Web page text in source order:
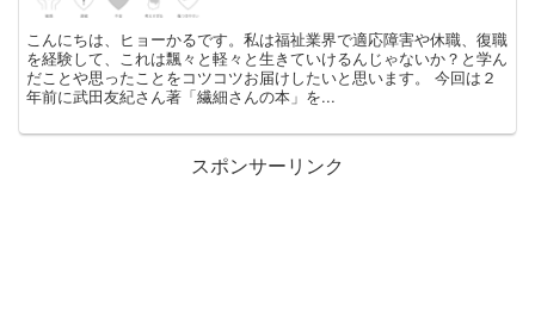
こんにちは、ヒョーかるです。私は福祉業界で適応障害や休職、復職
を経験して、これは飄々と軽々と生きていけるんじゃないか？と学ん
だことや思ったことをコツコツお届けしたいと思います。 今回は２
年前に武田友紀さん著「繊細さんの本」を...
スポンサーリンク